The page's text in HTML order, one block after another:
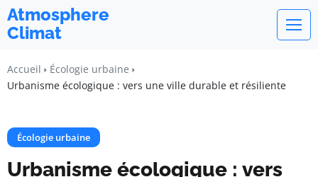
Atmosphere
Climat
Accueil
Écologie urbaine
Urbanisme écologique : vers une ville durable et résiliente
Écologie urbaine
Urbanisme écologique : vers